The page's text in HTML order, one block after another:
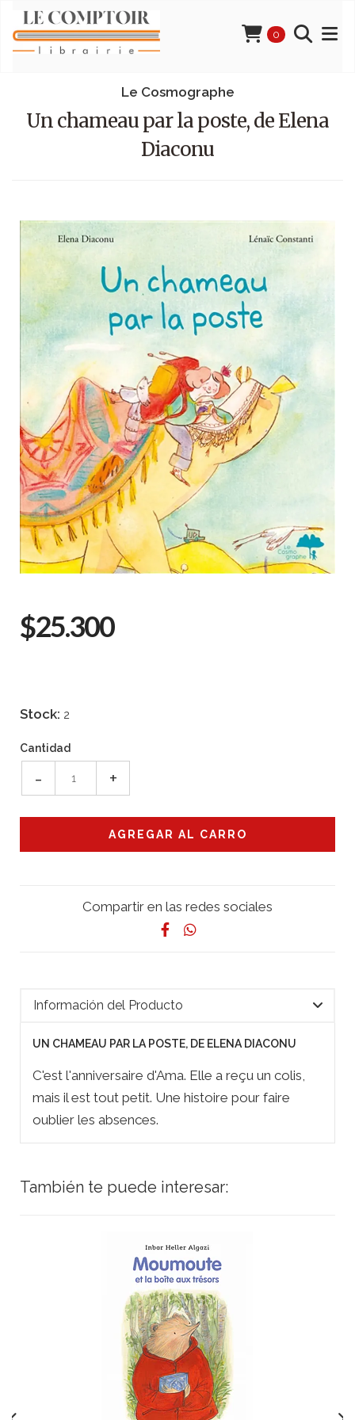
0
Le Cosmographe
Un chameau par la poste, de Elena
Diaconu
$25.300
Stock: 2
Cantidad
- +
Compartir en las redes sociales
Información del Producto
UN CHAMEAU PAR LA POSTE, DE ELENA DIACONU
C'est l'anniversaire d'Ama. Elle a reçu un colis,
mais il est tout petit. Une histoire pour faire
oublier les absences.
También te puede interesar: